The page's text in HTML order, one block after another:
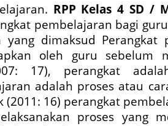
RPP Kelas 4 SD /
pembelajaran bagi guru
dimaksud Perangkat
oleh guru sebelum
17), perangkat
adalah proses atau
16) perangkat
proses yang